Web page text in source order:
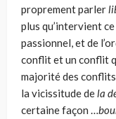
proprement parler
plus qu’intervient
passionnel, et de
conflit et un conflit
majorité des
la vicissitude dela
certaine façon …